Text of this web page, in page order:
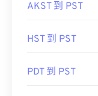
AKST 到 PST
HST 到 PST
PDT 到 PST